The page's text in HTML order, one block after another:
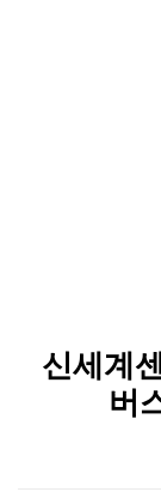
신세계
버